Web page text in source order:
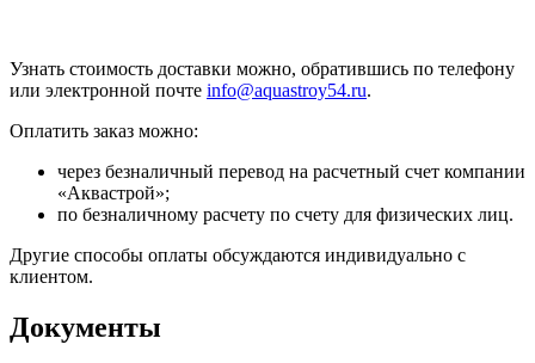
Узнать стоимость доставки можно, обратившись по телефону
или электронной почте info@aquastroy54.ru.
Оплатить заказ можно:
через безналичный перевод на расчетный счет компании
«Аквастрой»;
по безналичному расчету по счету для физических лиц.
Другие способы оплаты обсуждаются индивидуально с
клиентом.
Документы